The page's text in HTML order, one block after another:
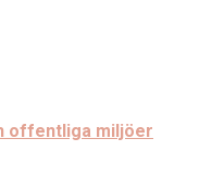
offentliga miljöer